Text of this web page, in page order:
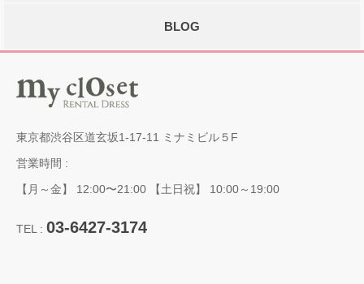
BLOG
東京都渋谷区道玄坂1-17-11 ミナミビル５F
営業時間 :
【月～金】 12:00〜21:00 【土日祝】 10:00～19:00
TEL : 03-6427-3174